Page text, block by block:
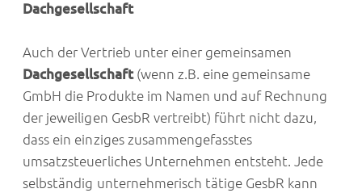
Dachgesellschaft
Auch der Vertrieb unter einer gemeinsamen
Dachgesellschaft (wenn z.B. eine gemeinsame
GmbH die Produkte im Namen und auf Rechnung
der jeweiligen GesbR vertreibt) führt nicht dazu,
dass ein einziges zusammengefasstes
umsatzsteuerliches Unternehmen entsteht. Jede
selbständig unternehmerisch tätige GesbR kann